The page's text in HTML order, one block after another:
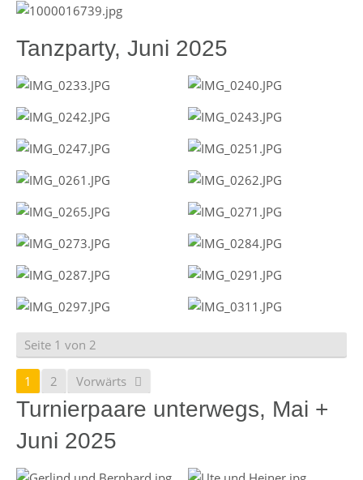
Tanzparty, Juni 2025
Seite 1 von 2
1 2 Vorwärts
Turnierpaare unterwegs, Mai +
Juni 2025